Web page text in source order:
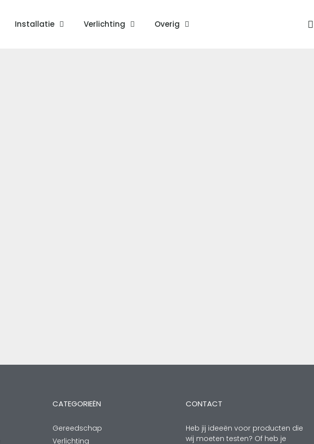
Installatie Verlichting Overig
CATEGORIEËN
Gereedschap
Verlichting
CONTACT
Heb jij ideeën voor producten die
wij moeten testen? Of heb je